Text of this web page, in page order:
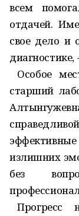
всем
отдачей.
свое дело и
Особое
старший
излишних
без